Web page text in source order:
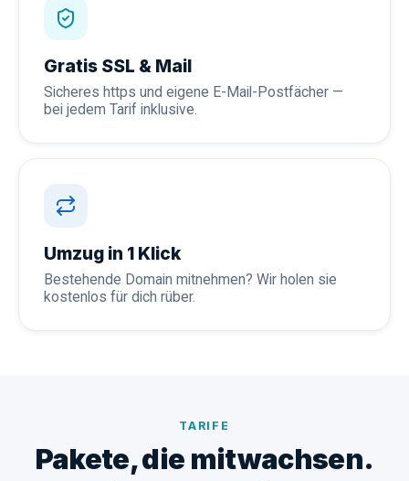
Gratis SSL & Mail
Sicheres https und eigene E-Mail-Postfächer —
bei jedem Tarif inklusive.
Umzug in 1 Klick
Bestehende Domain mitnehmen? Wir holen sie
kostenlos für dich rüber.
TARIFE
Pakete, die mitwachsen.